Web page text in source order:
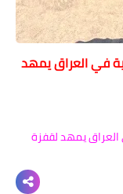
في العراق يمهد
العراق يمهد لقفزة